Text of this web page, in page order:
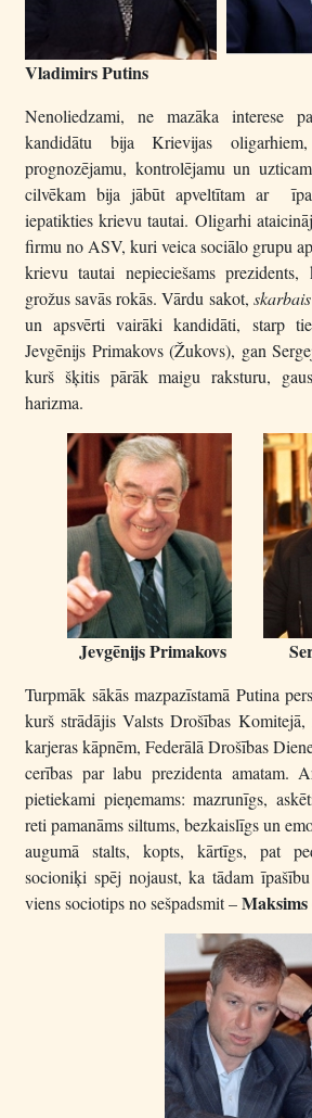
Vladimirs Putins
Nenoliedzami, ne mazāka interese
kandidātu bija Krievijas
prognozējamu, kontrolējamu un
cilvēkam bija jābūt apveltītam ar
iepatikties krievu tautai. Oligarhi
firmu no ASV, kuri veica sociālo grupu
krievu tautai nepieciešams
grožus savās rokās. Vārdu sakot,
un apsvērti vairāki kandidāti, starp
Jevgēnijs Primakovs (Žukovs), gan
kurš šķitis pārāk maigu raksturu,
harizma.
Jevgēnijs Primakovs
Turpmāk sākās mazpazīstamā Putina
kurš strādājis Valsts Drošības
karjeras kāpnēm, Federālā Drošības
cerības par labu prezidenta amatam.
pietiekami pieņemams: mazrunīgs,
reti pamanāms siltums, bezkaislīgs un
augumā stalts, kopts, kārtīgs, pat
socioniķi spēj nojaust, ka tādam
viens sociotips no sešpadsmit –